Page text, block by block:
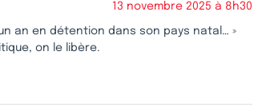
13 novembre 2025 à 8h30
an en détention dans son pays natal… »
on le libère.